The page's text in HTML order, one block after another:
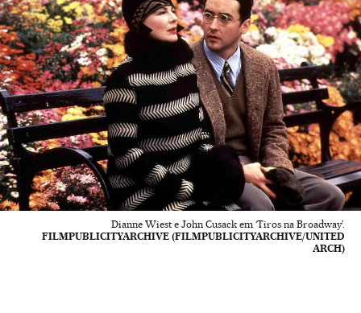
Dianne Wiest e John Cusack em ‘Tiros na Broadway’.
FILMPUBLICITYARCHIVE (FILMPUBLICITYARCHIVE/UNITED
ARCH)